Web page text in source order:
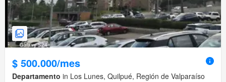
$ 500.000/mes
Departamento in Los Lunes, Quilpué, Región de Valparaíso